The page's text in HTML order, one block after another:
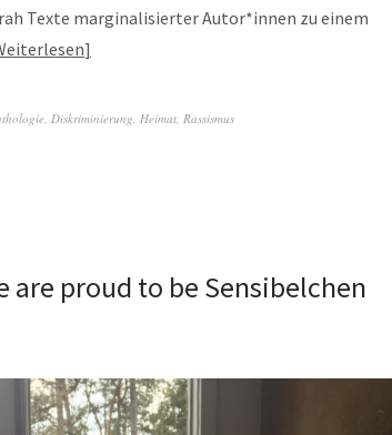
Texte marginalisierter Autor*innen zu einem
Diskriminierung Heimat Rassismus
are proud to be Sensibelchen